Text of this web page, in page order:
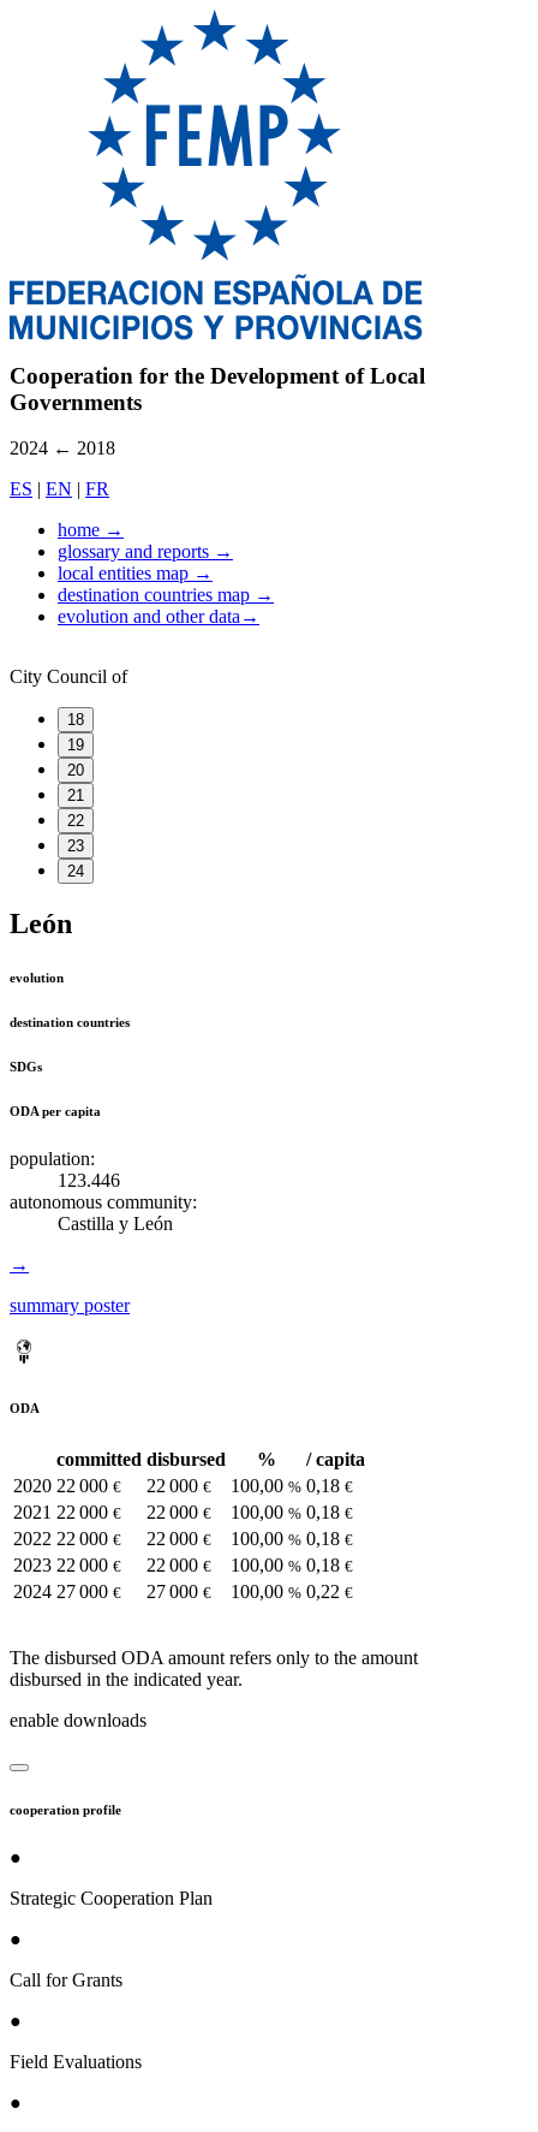
Cooperation for the Development of Local
Governments
2024 ← 2018
ES | EN | FR
home →
glossary and reports →
local entities map →
destination countries map →
evolution and other data→
City Council of
18
19
20
21
22
23
24
León
evolution
destination countries
SDGs
ODA per capita
population:
123.446
autonomous community:
Castilla y León
→
summary poster
ODA
committed disbursed %
/ capita
2020 22 000 € 22 000 € 100,00 % 0,18 €
2021 22 000 € 22 000 € 100,00 % 0,18 €
2022 22 000 € 22 000 € 100,00 % 0,18 €
2023 22 000 € 22 000 € 100,00 % 0,18 €
2024 27 000 € 27 000 € 100,00 % 0,22 €
The disbursed ODA amount refers only to the amount
disbursed in the indicated year.
enable downloads
cooperation profile
●
Strategic Cooperation Plan
●
Call for Grants
●
Field Evaluations
●